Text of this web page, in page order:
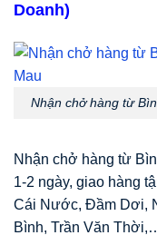
Doanh)
Nhận chở hàng từ
Nhận chở hàng từ
1-2 ngày, giao hàng
Cái Nước, Đầm Dơi,
Bình, Trần Văn